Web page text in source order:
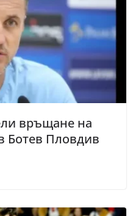
връщане на
Ботев Пловдив